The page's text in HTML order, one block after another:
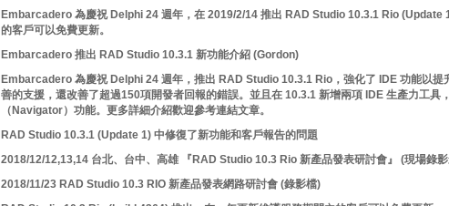
Embarcadero 為慶祝 Delphi 24 週年，在 2019/2/14 推出 RAD Studio 10.3.1 Rio (Update
的客戶可以免費更新。
Embarcadero 推出 RAD Studio 10.3.1 新功能介紹 (Gordon)
Embarcadero 為慶祝 Delphi 24 週年，推出 RAD Studio 10.3.1 Rio，強化了 IDE 功能以提
善的支援，還改善了超過150項開發者回報的錯誤。並且在 10.3.1 新增兩項 IDE 生產力工
（Navigator）功能。更多詳細介紹歡迎參考連結文章。
RAD Studio 10.3.1 (Update 1) 中修復了新功能和客戶報告的問題
2018/12/12,13,14 台北、台中、高雄 『RAD Studio 10.3 Rio 新產品發表研討會』 (現場錄
2018/11/23 RAD Studio 10.3 RIO 新產品發表網路研討會 (錄影檔)